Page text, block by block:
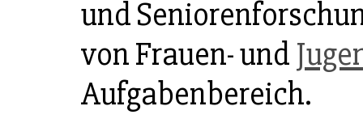
und
von Frauen- und
Aufgabenbereich.